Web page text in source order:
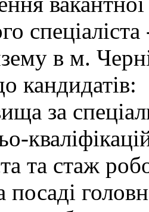
в м.
кандидатів:
за
та стаж
посаді